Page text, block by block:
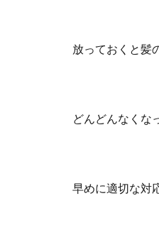
放っておくと髪
どんどんなくな
早めに適切な対